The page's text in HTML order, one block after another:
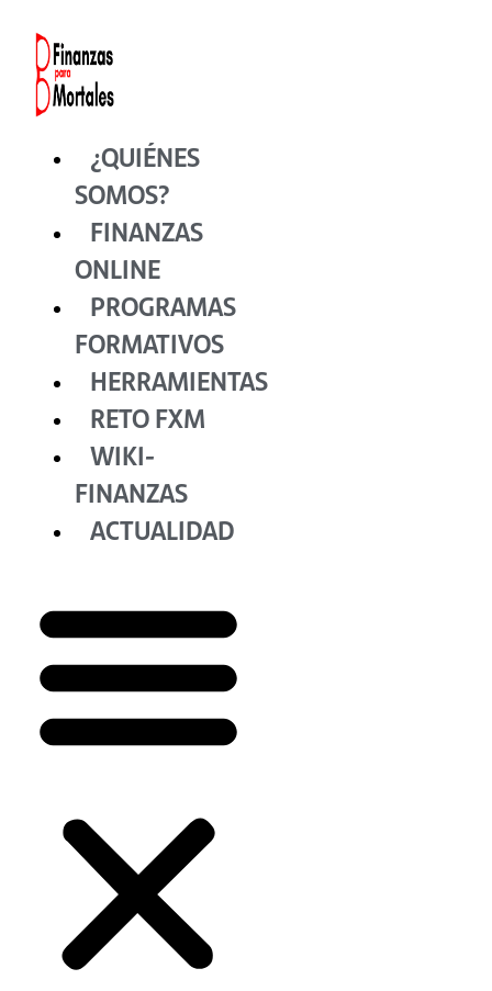
contenido
¿QUIÉNES
SOMOS?
FINANZAS
ONLINE
PROGRAMAS
FORMATIVOS
HERRAMIENTAS
RETO FXM
WIKI-
FINANZAS
ACTUALIDAD